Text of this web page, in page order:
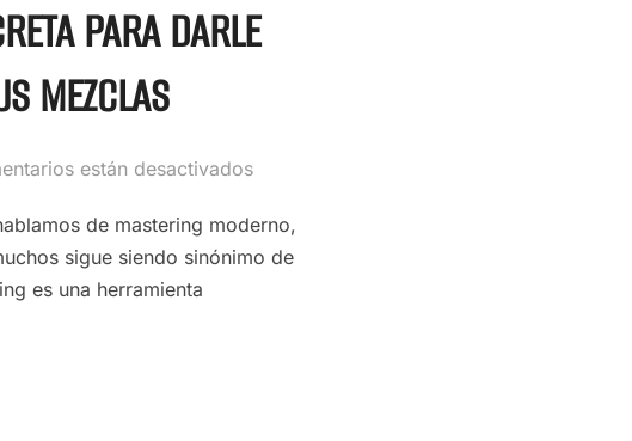
PARA DARLE
MEZCLAS
están desactivados
de mastering moderno,
sigue siendo sinónimo de
es una herramienta